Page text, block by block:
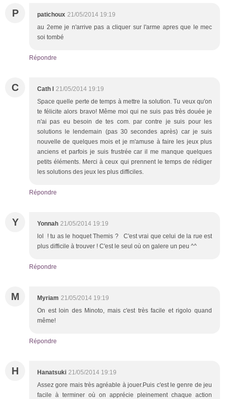
P patichoux 21/05/2014 19:19
au 2eme je n'arrive pas a cliquer sur l'arme apres que le mec
soi tombé
Répondre
C Cath l 21/05/2014 19:19
Space quelle perte de temps à mettre la solution. Tu veux qu'on
te félicite alors bravo! Même moi qui ne suis pas très douée je
n'ai pas eu besoin de tes com. par contre je suis pour les
solutions le lendemain (pas 30 secondes après) car je suis
nouvelle de quelques mois et je m'amuse à faire les jeux plus
anciens et parfois je suis frustrée car il me manque quelques
petits éléments. Merci à ceux qui prennent le temps de rédiger
les solutions des jeux les plus difficiles.
Répondre
Y Yonnah 21/05/2014 19:19
lol ! tu as le hoquet Themis ? C'est vrai que celui de la rue est
plus difficile à trouver ! C'est le seul où on galere un peu ^^
Répondre
M Myriam 21/05/2014 19:19
On est loin des Minoto, mais c'est très facile et rigolo quand
même!
Répondre
H Hanatsuki 21/05/2014 19:19
Assez gore mais très agréable à jouer.Puis c'est le genre de jeu
facile à terminer où on apprécie pleinement chaque action